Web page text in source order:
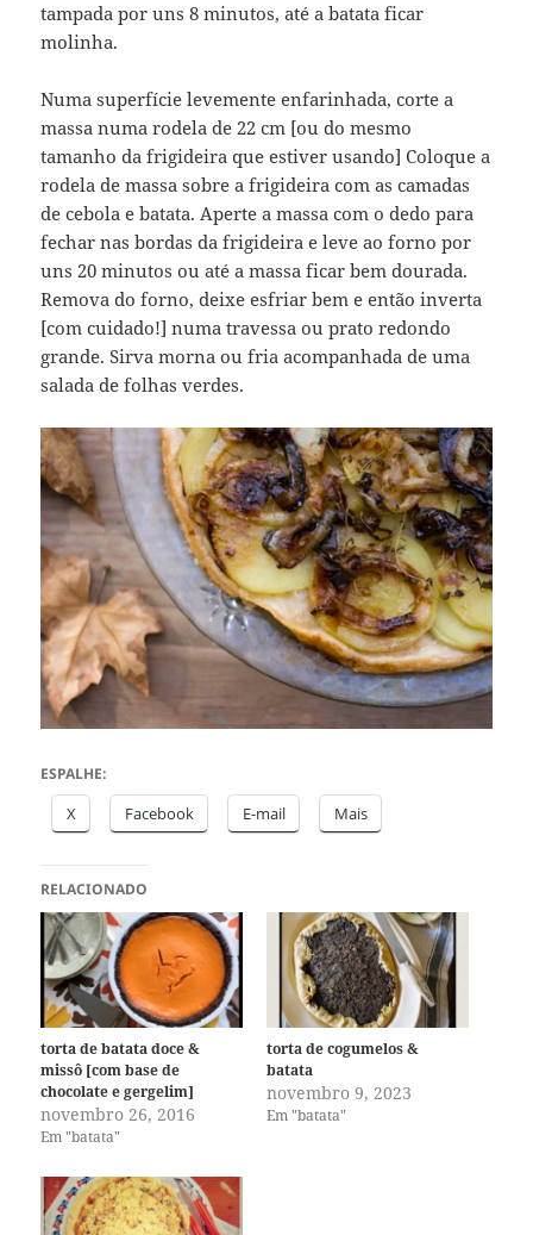
tampada por uns 8 minutos, até a batata ficar
molinha.
Numa superfície levemente enfarinhada, corte a
massa numa rodela de 22 cm [ou do mesmo
tamanho da frigideira que estiver usando] Coloque a
rodela de massa sobre a frigideira com as camadas
de cebola e batata. Aperte a massa com o dedo para
fechar nas bordas da frigideira e leve ao forno por
uns 20 minutos ou até a massa ficar bem dourada.
Remova do forno, deixe esfriar bem e então inverta
[com cuidado!] numa travessa ou prato redondo
grande. Sirva morna ou fria acompanhada de uma
salada de folhas verdes.
ESPALHE:
X Facebook E-mail Mais
RELACIONADO
torta de batata doce &
missô [com base de
chocolate e gergelim]
novembro 26, 2016
Em "batata"
torta de cogumelos &
batata
novembro 9, 2023
Em "batata"